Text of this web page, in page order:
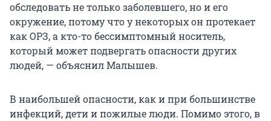
обследовать не только заболевшего, но и его
окружение, потому что у некоторых он протекает
как ОРЗ, а кто-то бессимптомный носитель,
который может подвергать опасности других
людей, — объяснил Малышев.
В наибольшей опасности, как и при большинстве
инфекций, дети и пожилые люди. Помимо этого, в